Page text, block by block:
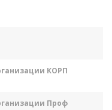
КОРП
Проф